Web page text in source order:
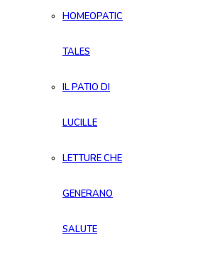
HOMEOPATIC
TALES
IL PATIO DI
LUCILLE
LETTURE CHE
GENERANO
SALUTE